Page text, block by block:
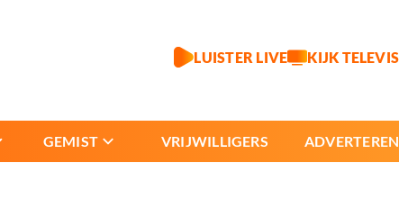
LUISTER LIVE KIJK
GEMIST VRIJWILLIGERS ADVERTEREN